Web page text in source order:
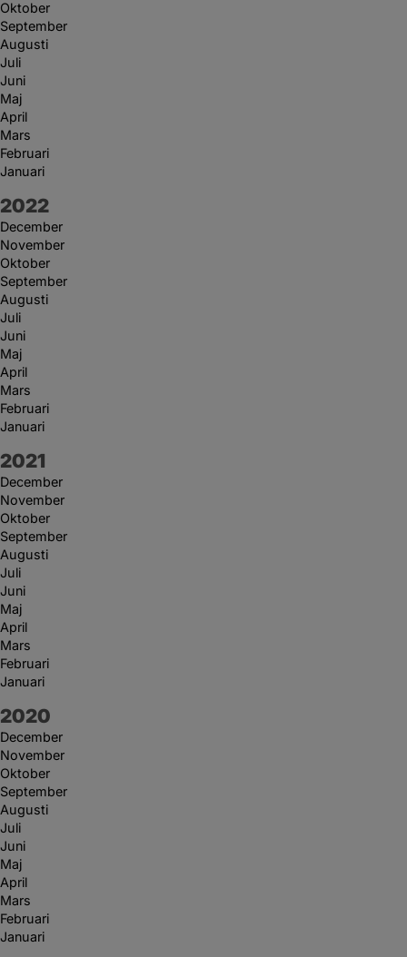
Oktober
September
Augusti
Juli
Juni
Maj
April
Mars
Februari
Januari
År:
2022
December
November
Oktober
September
Augusti
Juli
Juni
Maj
April
Mars
Februari
Januari
År:
2021
December
November
Oktober
September
Augusti
Juli
Juni
Maj
April
Mars
Februari
Januari
År:
2020
December
November
Oktober
September
Augusti
Juli
Juni
Maj
April
Mars
Februari
Januari